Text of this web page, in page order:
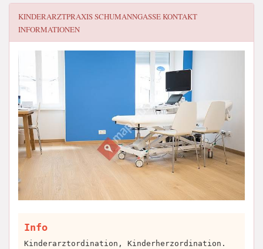
KINDERARZTPRAXIS SCHUMANNGASSEKONTAKT
INFORMATIONEN
Info
Kinderarztordination, Kinderherzordination.